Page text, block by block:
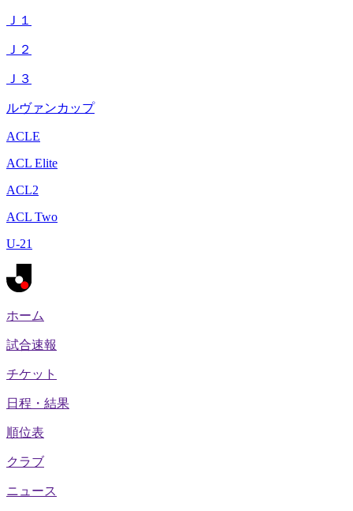
Ｊ１
Ｊ２
Ｊ３
ルヴァンカップ
ACLE
ACL Elite
ACL2
ACL Two
U-21
ホーム
試合速報
チケット
日程・結果
順位表
クラブ
ニュース